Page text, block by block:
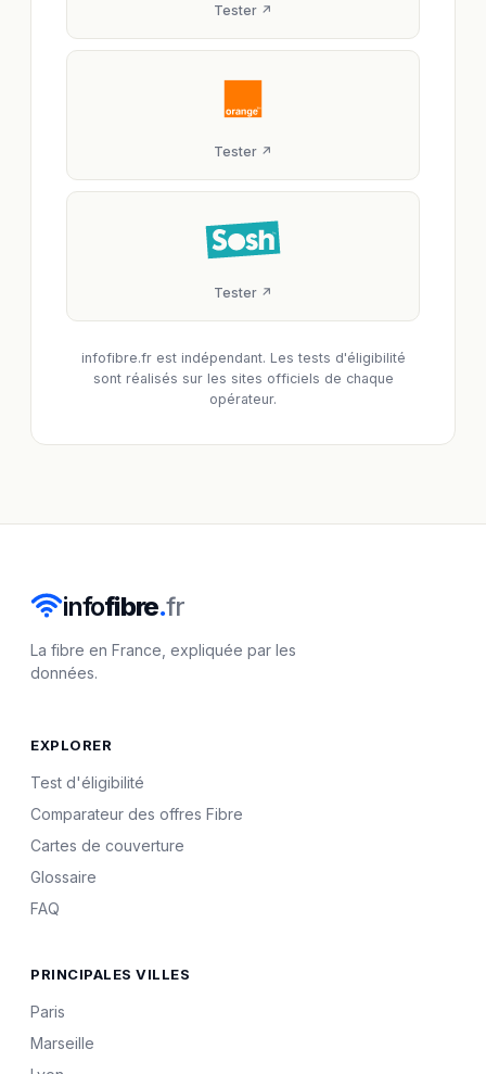
Tester ↗
Tester ↗
Tester ↗
infofibre.fr est indépendant. Les tests d'éligibilité
sont réalisés sur les sites officiels de chaque
opérateur.
infofibre.fr
La fibre en France, expliquée par les
données.
EXPLORER
Test d'éligibilité
Comparateur des offres Fibre
Cartes de couverture
Glossaire
FAQ
PRINCIPALES VILLES
Paris
Marseille